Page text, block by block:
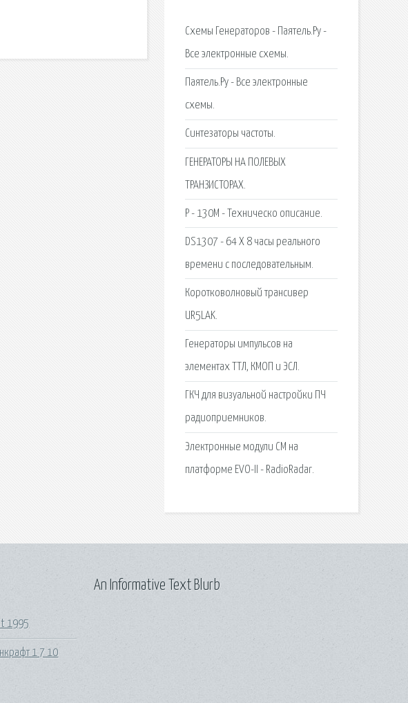
Схемы Генераторов - Паятель.Ру -
Все электронные схемы.
Паятель.Ру - Все электронные
схемы.
Синтезаторы частоты.
ГЕНЕРАТОРЫ НА ПОЛЕВЫХ
ТРАНЗИСТОРАХ.
Р - 130М - Техническо описание.
DS1307 - 64 X 8 часы реального
времени с последовательным.
Коротковолновый трансивер
UR5LAK.
Генераторы импульсов на
элементах ТТЛ, КМОП и ЭСЛ.
ГКЧ для визуальной настройки ПЧ
радиоприемников.
Электронные модули СМ на
платформе EVO-II - RadioRadar.
1995
1 7 10
An Informative Text Blurb